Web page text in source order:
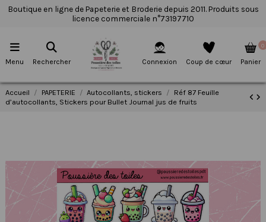
Boutique en ligne de Papeterie et Broderie depuis 2011. Produits sous
licence commerciale n°73197710
Menu Rechercher Connexion Coup de cœur
0
Panier
Accueil PAPETERIE Autocollants, stickers
Réf 87 Feuille
d’autocollants, Stickers pour Bullet Journal jus de fruits